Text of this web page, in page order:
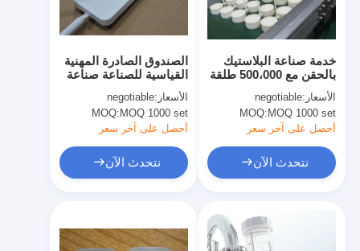
معلومات عنا
اتصل بنا
حالات
نتحدث الآن
خدمات صب الحقن
الصندوق الصادرة المهنية
القياسية للصناعة صناعة
الصب الحقن
الأسعار:negotiable
MOQ: MOQ 1000 set
أحصل على آخر سعر
نتحدث الآن
خدمة صناعة البلاستيك
بالحقن مع 500،000 طلقة
حياة العفن
الأسعار:negotiable
MOQ: MOQ 1000 set
أحصل على آخر سعر
نتحدث الآن